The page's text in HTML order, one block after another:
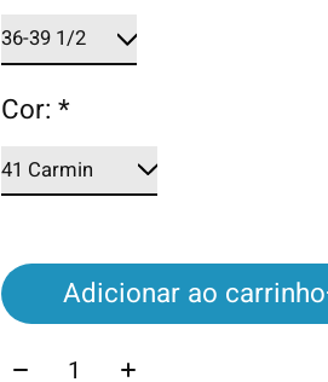
Cor:*
Adicionar ao carrinho
Quantidade: